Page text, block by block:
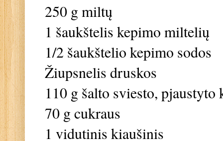
250 g miltų
1 šaukštelis kepimo miltelių
1/2 šaukštelio kepimo sodos
Žiupsnelis druskos
110 g šalto sviesto, pjaustyto
70 g cukraus
1 vidutinis kiaušinis